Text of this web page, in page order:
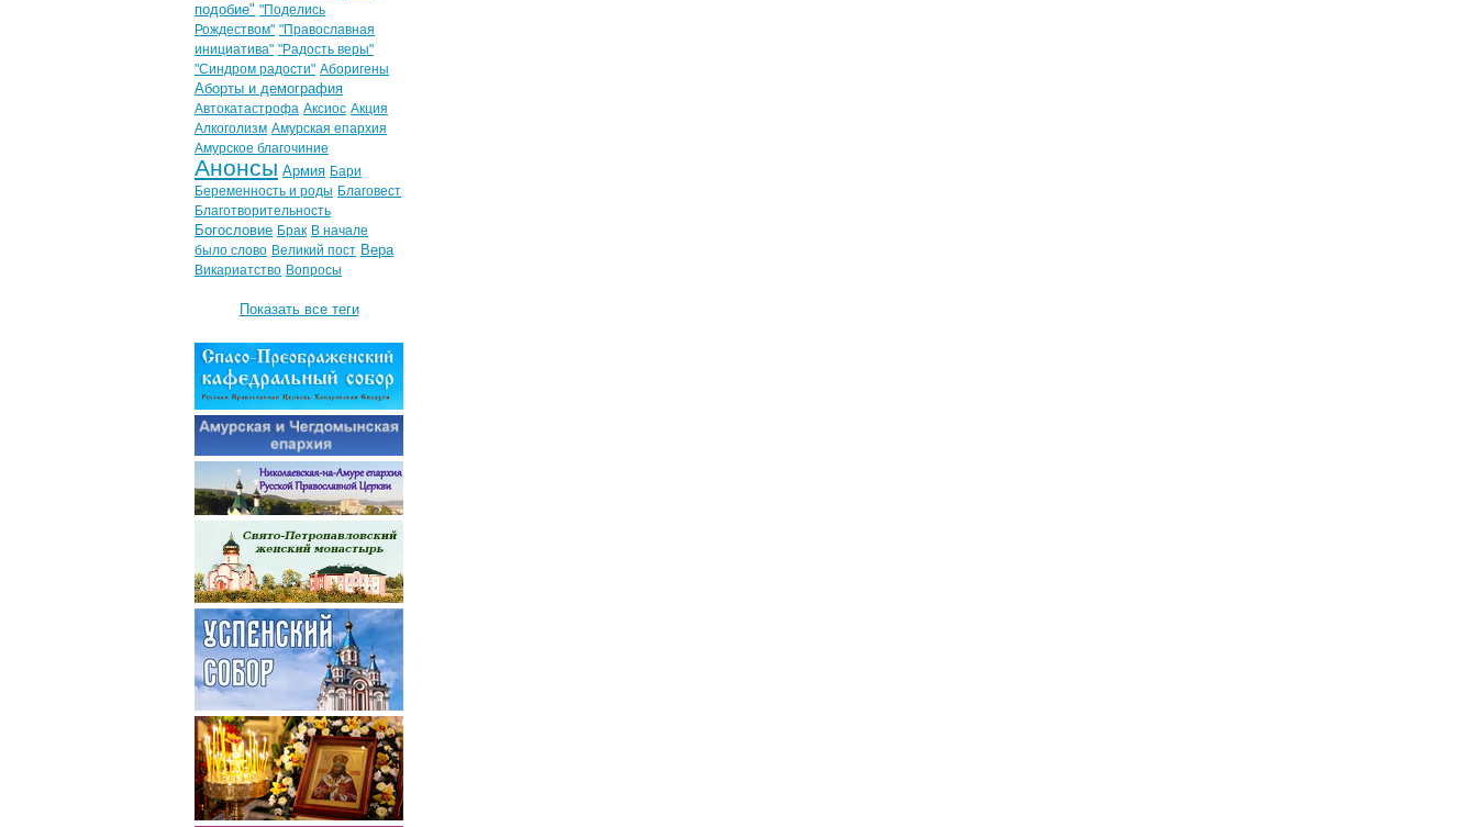
подобие" "Поделись
Рождеством" "Православная
инициатива" "Радость веры"
"Синдром радости" Аборигены
Аборты и демография
Автокатастрофа Аксиос Акция
Алкоголизм Амурская епархия
Амурское благочиние
Анонсы Армия Бари
Беременность и роды Благовест
Благотворительность
Богословие Брак В начале
было слово Великий пост Вера
Викариатство Вопросы
Показать все теги